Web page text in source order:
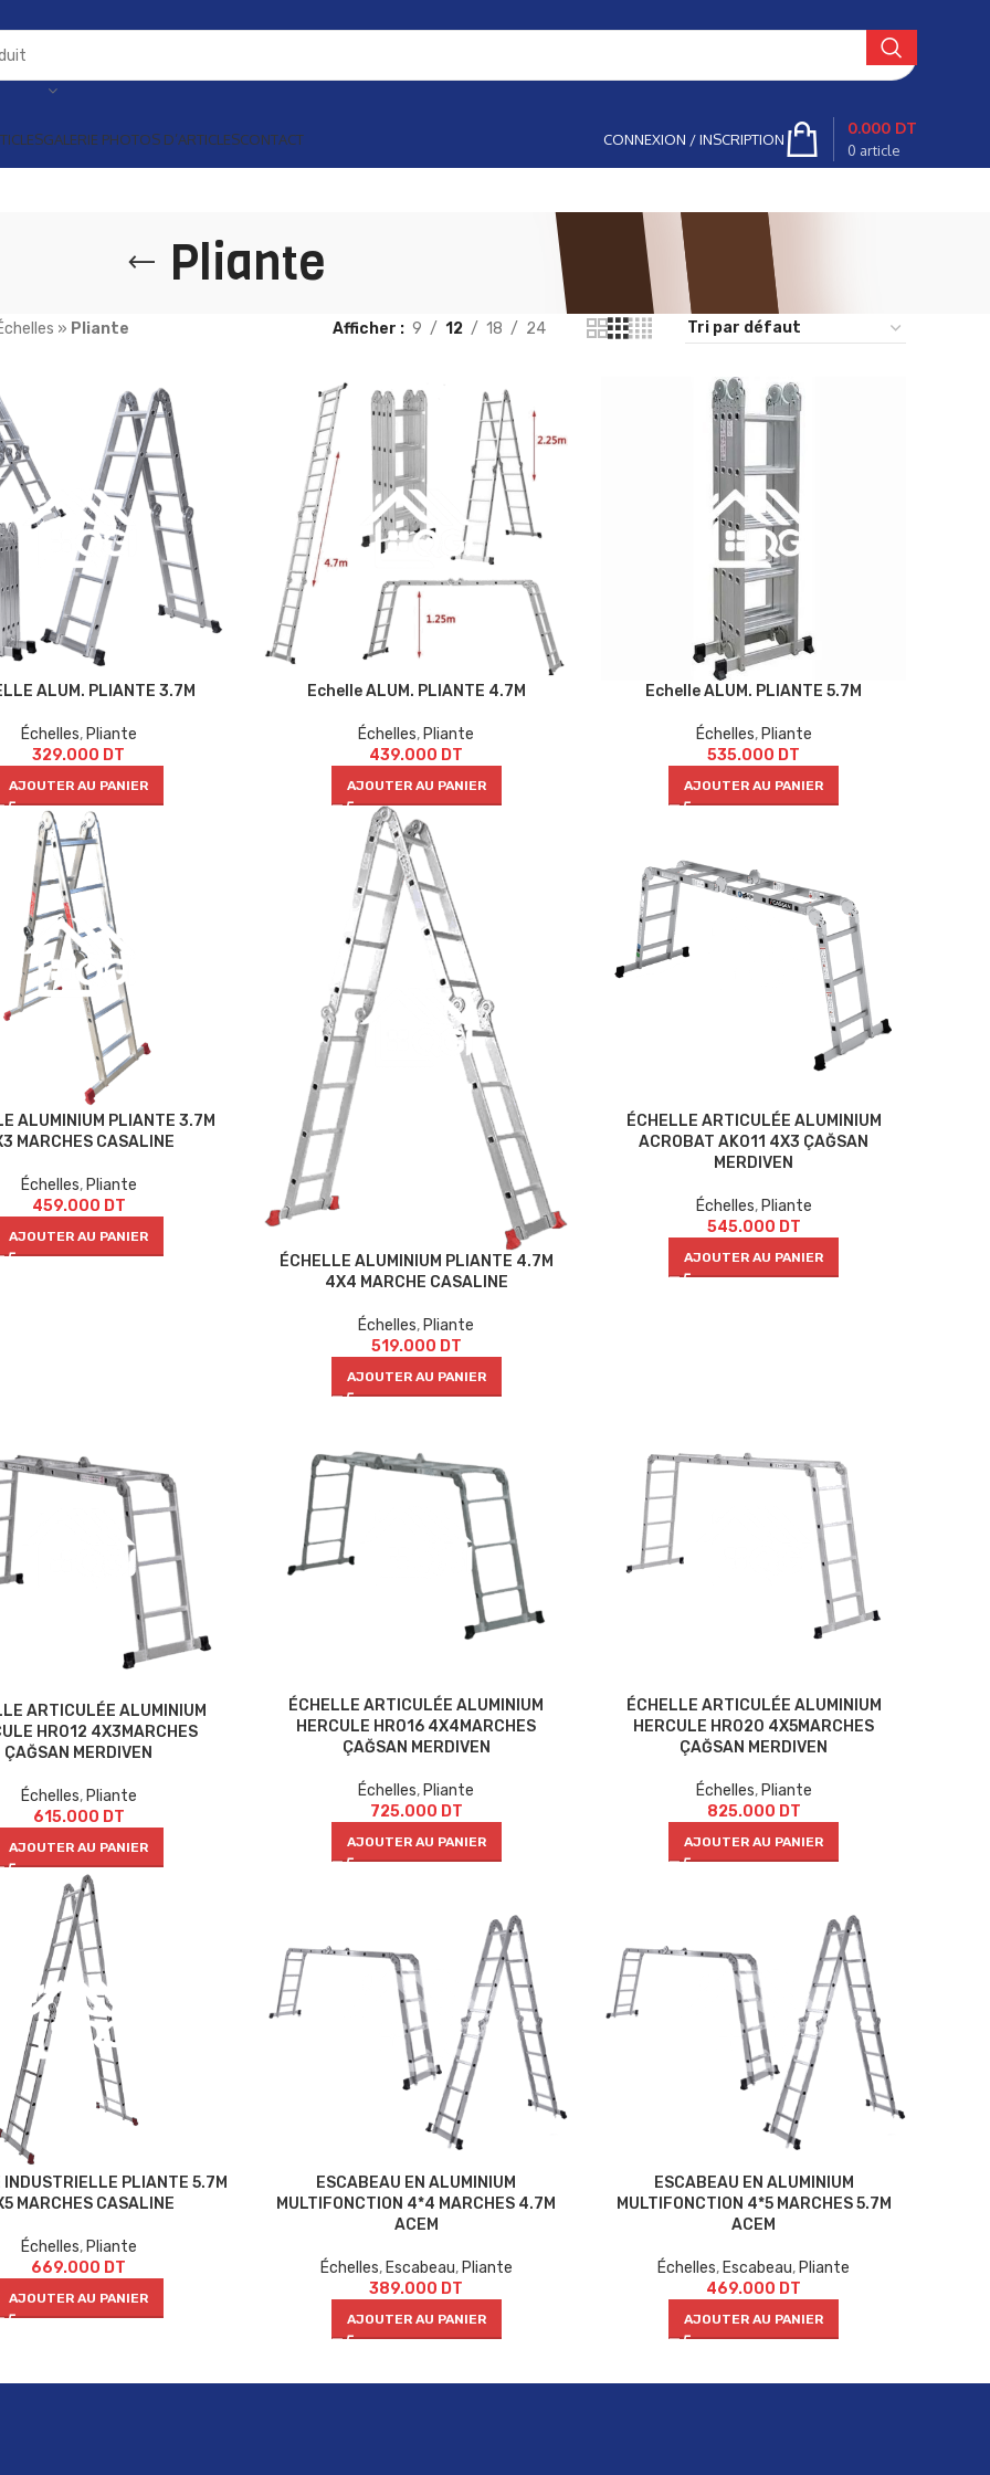
GALERIE PHOTOS D’ARTICLESCONTACT CONNEXION / INSCRIPTION
0 article
0.000 DT
Pliante
» Pliante Afficher 9 12 18 24
ALUM. PLIANTE 3.7M
Échelles,Pliante
329.000 DT
AJOUTER AU PANIER
Echelle ALUM. PLIANTE 4.7M
Échelles,Pliante
439.000 DT
AJOUTER AU PANIER
Echelle ALUM. PLIANTE 5.7M
Échelles,Pliante
535.000 DT
AJOUTER AU PANIER
ALUMINIUM PLIANTE 3.7M
MARCHES CASALINE
Échelles, Pliante
459.000 DT
AJOUTER AU PANIER
ÉCHELLE ALUMINIUM PLIANTE 4.7M
4X4 MARCHE CASALINE
Échelles, Pliante
519.000 DT
AJOUTER AU PANIER
ÉCHELLE ARTICULÉE ALUMINIUM
ACROBAT AK011 4X3 ÇAĞSAN
MERDIVEN
Échelles, Pliante
545.000 DT
AJOUTER AU PANIER
ARTICULÉE ALUMINIUM
HR012 4X3MARCHES
ÇAĞSAN MERDIVEN
Échelles, Pliante
615.000 DT
AJOUTER AU PANIER
ÉCHELLE ARTICULÉE ALUMINIUM
HERCULE HR016 4X4MARCHES
ÇAĞSAN MERDIVEN
Échelles, Pliante
725.000 DT
AJOUTER AU PANIER
ÉCHELLE ARTICULÉE ALUMINIUM
HERCULE HR020 4X5MARCHES
ÇAĞSAN MERDIVEN
Échelles, Pliante
825.000 DT
AJOUTER AU PANIER
INDUSTRIELLE PLIANTE 5.7M
MARCHES CASALINE
Échelles, Pliante
669.000 DT
AJOUTER AU PANIER
ESCABEAU EN ALUMINIUM
MULTIFONCTION 4*4 MARCHES 4.7M
ACEM
Échelles, Escabeau, Pliante
389.000 DT
AJOUTER AU PANIER
ESCABEAU EN ALUMINIUM
MULTIFONCTION 4*5 MARCHES 5.7M
ACEM
Échelles, Escabeau, Pliante
469.000 DT
AJOUTER AU PANIER